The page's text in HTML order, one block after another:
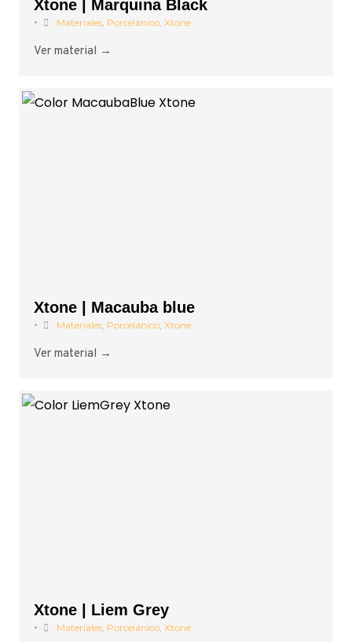
Xtone | Marquina Black
• Materiales, Porcelánico, Xtone
Ver material →
Xtone | Macauba blue
• Materiales, Porcelánico, Xtone
Ver material →
Xtone | Liem Grey
• Materiales, Porcelánico, Xtone